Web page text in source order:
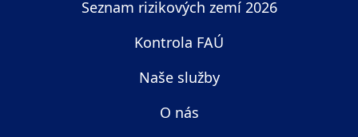
Seznam rizikových zemí 2026
Kontrola FAÚ
Naše služby
O nás